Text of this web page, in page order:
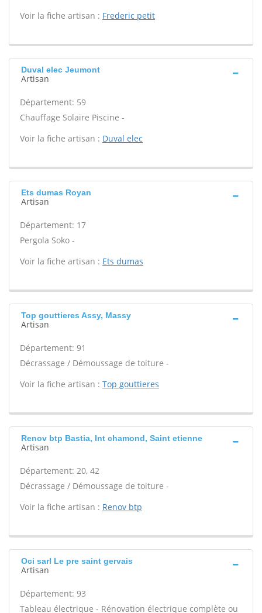
Voir la fiche artisan : Frederic petit
Duval elec Jeumont
Artisan
Département: 59
Chauffage Solaire Piscine -
Voir la fiche artisan : Duval elec
Ets dumas Royan
Artisan
Département: 17
Pergola Soko -
Voir la fiche artisan : Ets dumas
Top gouttieres Assy, Massy
Artisan
Département: 91
Décrassage / Démoussage de toiture -
Voir la fiche artisan : Top gouttieres
Renov btp Bastia, Int chamond, Saint etienne
Artisan
Département: 20, 42
Décrassage / Démoussage de toiture -
Voir la fiche artisan : Renov btp
Oci sarl Le pre saint gervais
Artisan
Département: 93
Tableau électrique - Rénovation électrique complète ou